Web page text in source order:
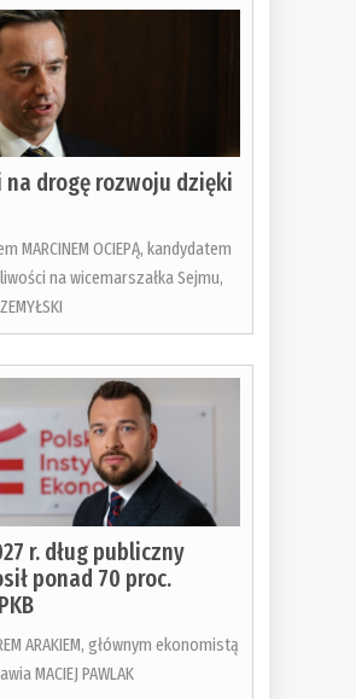
na drogę rozwoju dzięki
MARCINEM OCIEPĄ, kandydatem
na wicemarszałka Sejmu,
r. dług publiczny
ponad 70 proc.
ARAKIEM, głównym ekonomistą
MACIEJ PAWLAK